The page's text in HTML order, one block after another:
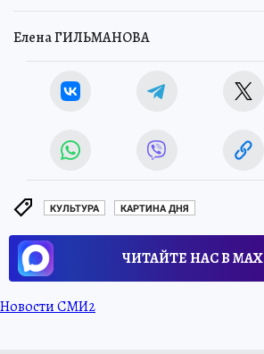
Елена ГИЛЬМАНОВА
КУЛЬТУРА КАРТИНА ДНЯ
ЧИТАЙТЕ НАС В
Новости СМИ2